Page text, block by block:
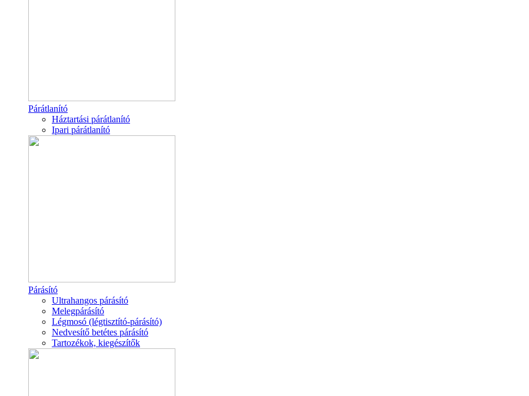
Párátlanító
Háztartási párátlanító
Ipari párátlanító
Párásító
Ultrahangos párásító
Melegpárásító
Légmosó (légtisztító-párásító)
Nedvesítő betétes párásító
Tartozékok, kiegészítők